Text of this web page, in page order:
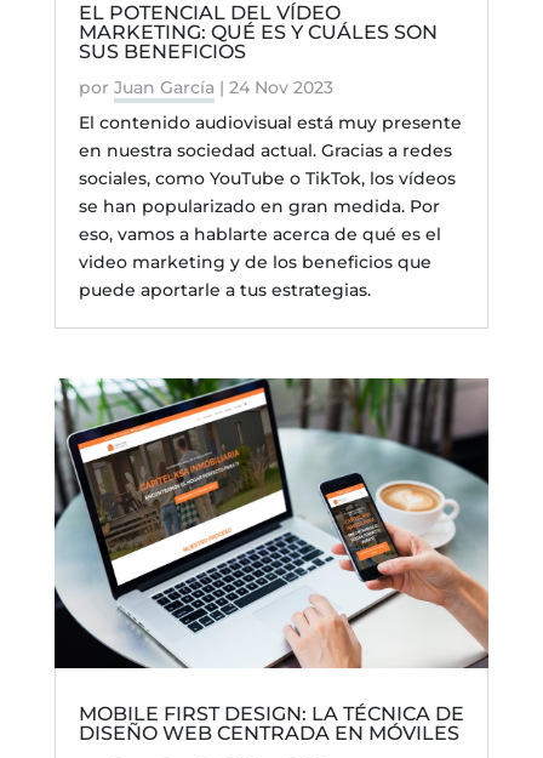
EL POTENCIAL DEL VÍDEO
MARKETING: QUÉ ES Y CUÁLES SON
SUS BENEFICIOS
por Juan García | 24 Nov 2023
El contenido audiovisual está muy presente
en nuestra sociedad actual. Gracias a redes
sociales, como YouTube o TikTok, los vídeos
se han popularizado en gran medida. Por
eso, vamos a hablarte acerca de qué es el
video marketing y de los beneficios que
puede aportarle a tus estrategias.
MOBILE FIRST DESIGN: LA TÉCNICA DE
DISEÑO WEB CENTRADA EN MÓVILES